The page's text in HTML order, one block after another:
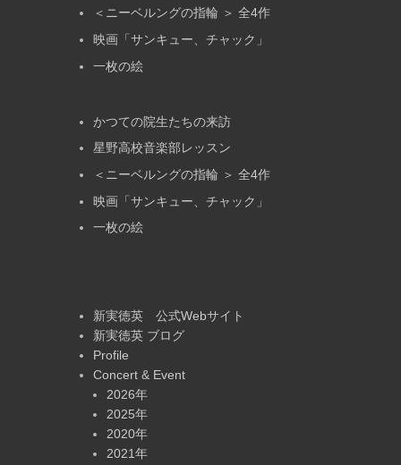
＜ニーベルングの指輪 ＞ 全4作
映画「サンキュー、チャック」
一枚の絵
かつての院生たちの来訪
星野高校音楽部レッスン
＜ニーベルングの指輪 ＞ 全4作
映画「サンキュー、チャック」
一枚の絵
新実徳英 公式Webサイト
新実徳英 ブログ
Profile
Concert & Event
2026年
2025年
2020年
2021年